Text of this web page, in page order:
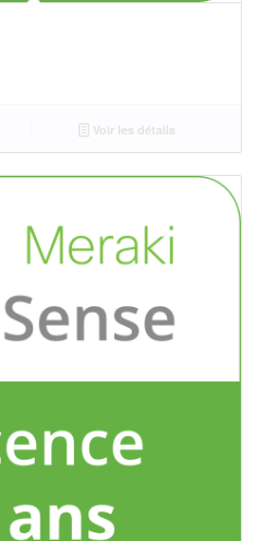
Voir les détails